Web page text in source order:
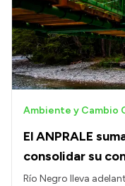
Transparencia
Presupuesto
Boletín Oficial
Compras y
Consulta de pago
Convocatorias
El ANPRALE
consolidar su
Ambiente y Cambio
Río Negro lleva